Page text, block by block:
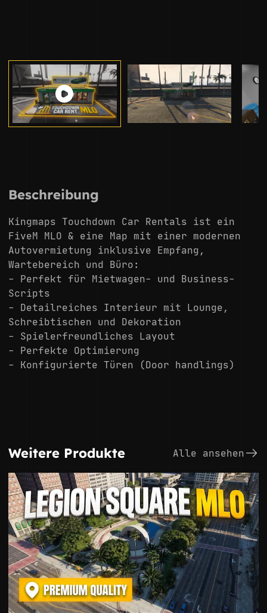
Beschreibung
Kingmaps Touchdown Car Rentals ist ein
FiveM MLO & eine Map mit einer modernen
Autovermietung inklusive Empfang,
Wartebereich und Büro:
- Perfekt für Mietwagen- und Business-
Scripts
- Detailreiches Interieur mit Lounge,
Schreibtischen und Dekoration
- Spielerfreundliches Layout
- Perfekte Optimierung
- Konfigurierte Türen (Door handlings)
Weitere Produkte Alle ansehen